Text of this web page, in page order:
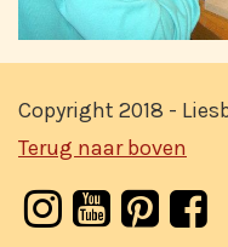
Copyright 2018 -
Terug naar boven